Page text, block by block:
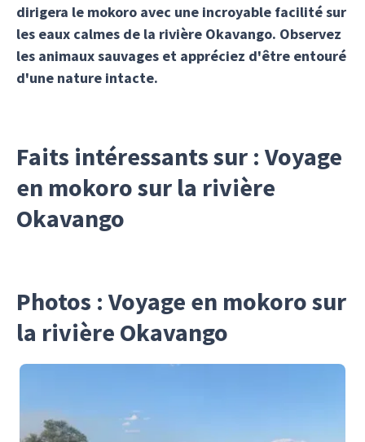
dirigera le mokoro avec une incroyable facilité sur
les eaux calmes de la rivière Okavango. Observez
les animaux sauvages et appréciez d'être entouré
d'une nature intacte.
Faits intéressants sur : Voyage
en mokoro sur la rivière
Okavango
Photos : Voyage en mokoro sur
la rivière Okavango